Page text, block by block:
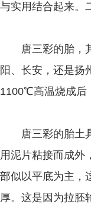
与实用结合起来。
唐三彩的胎，其
阳、长安，还是扬
1100℃高温烧成后
唐三彩的胎土具
用泥片粘接而成外
部似以平底为主，
厚。这是因为拉胚